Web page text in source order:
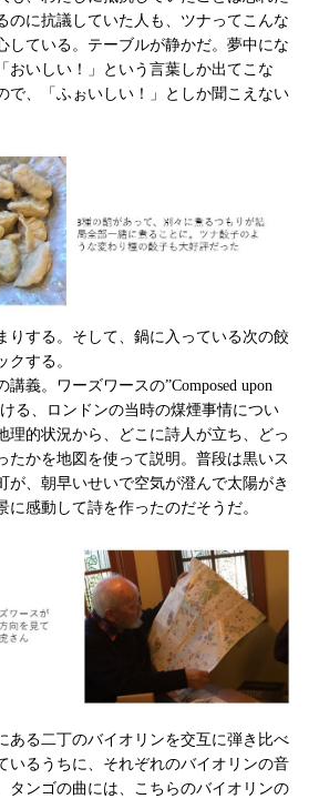
のに抗議していた人も、ツナってこんな
している。テーブルが静かだ。夢中にな
おいしい！」という言葉しか出てこな
で、「ふぉいしい！」としか聞こえない
。
りする。そして、鍋に入っている次の餃
クする。
義。ワーズワースの”Composed upon
ける、ロンドンの当時の煤煙事情につい
理的状況から、どこに詩人が立ち、どっ
たかを地図を使って説明。普段は黒いス
が、朝早いせいで空気が澄んで太陽がき
に感動して詩を作ったのだそうだ。
ある二丁のバイオリンを交互に弾き比べ
いるうちに、それぞれのバイオリンの音
タンゴの曲には、こちらのバイオリンの